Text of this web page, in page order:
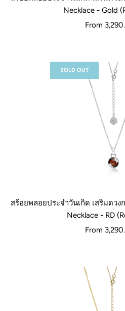
Necklace - Gold
From
สร้อยพลอยประจำวันเกิด เสริมดวง
Necklace - RD
From
SOLD OUT